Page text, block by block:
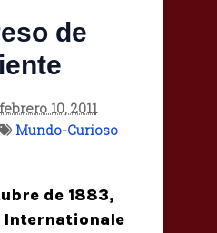
de
febrero 10, 2011
Mundo-Curioso
de 1883,
Internationale